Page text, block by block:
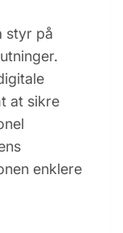
styr på
at sikre
enklere